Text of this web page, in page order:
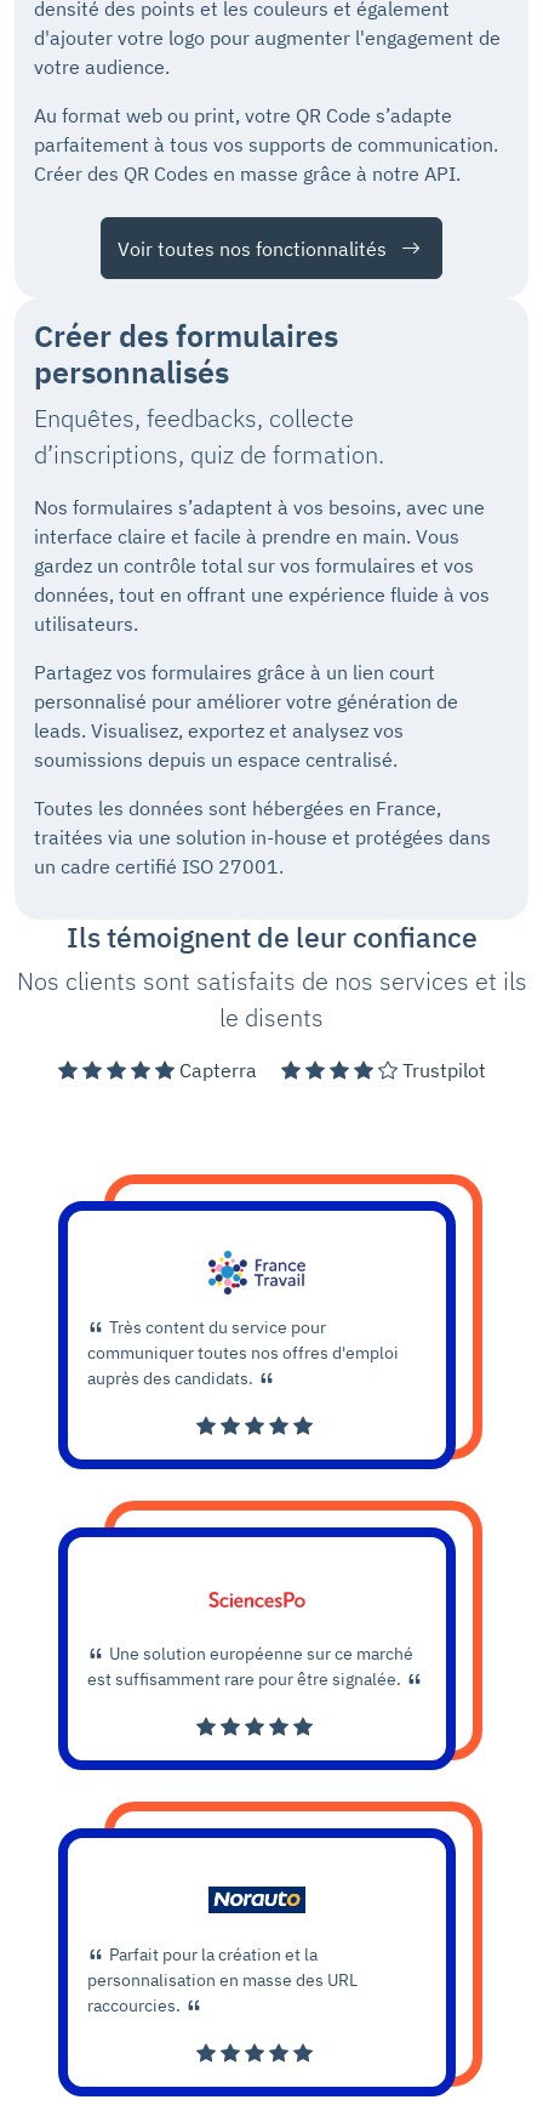
densité des points et les couleurs et également
d'ajouter votre logo pour augmenter l'engagement de
votre audience.
Au format web ou print, votre QR Code s’adapte
parfaitement à tous vos supports de communication.
Créer des QR Codes en masse grâce à notre API.
Voir toutes nos fonctionnalités
Créer des formulaires
personnalisés
Enquêtes, feedbacks, collecte
d’inscriptions, quiz de formation.
Nos formulaires s’adaptent à vos besoins, avec une
interface claire et facile à prendre en main. Vous
gardez un contrôle total sur vos formulaires et vos
données, tout en offrant une expérience fluide à vos
utilisateurs.
Partagez vos formulaires grâce à un lien court
personnalisé pour améliorer votre génération de
leads. Visualisez, exportez et analysez vos
soumissions depuis un espace centralisé.
Toutes les données sont hébergées en France,
traitées via une solution in-house et protégées dans
un cadre certifié ISO 27001.
Ils témoignent de leur confiance
Nos clients sont satisfaits de nos services et ils
le disents
Capterra Trustpilot
Très content du service pour
communiquer toutes nos offres d'emploi
auprès des candidats.
Une solution européenne sur ce marché
est suffisamment rare pour être signalée.
Parfait pour la création et la
personnalisation en masse des URL
raccourcies.